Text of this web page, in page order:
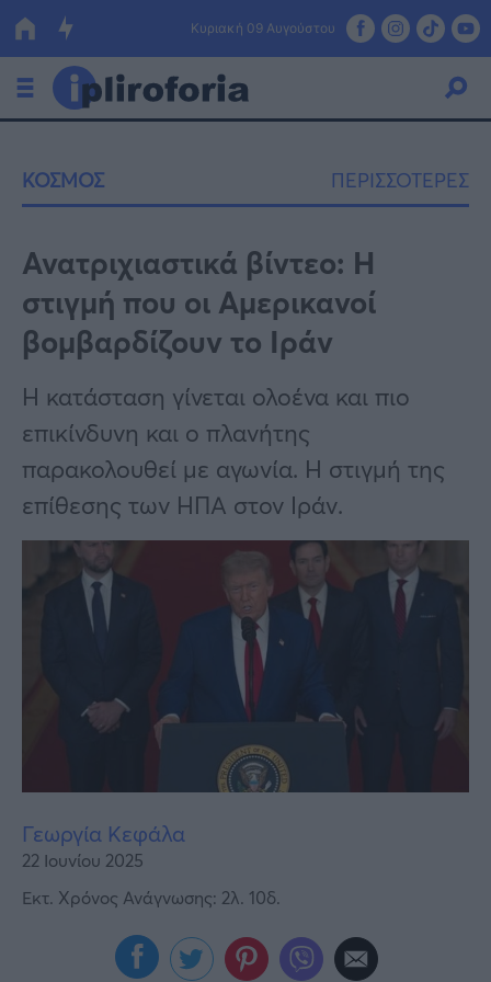
Κυριακή 09 Αυγούστου
Οικονομία
Πολιτική
Τράπεζες
Επιδοτήσεις
ΕΣΠΑ
Κόσμος
Lifestyle
Αθλητικά
Υγεία
Γυναίκα
Καιρός
ΚΟΣΜΟΣ ΠΕΡΙΣΣΟΤΕΡΕΣ
Ανατριχιαστικά βίντεο: Η
στιγμή που οι Αμερικανοί
βομβαρδίζουν το Ιράν
Η κατάσταση γίνεται ολοένα και πιο
επικίνδυνη και ο πλανήτης
παρακολουθεί με αγωνία. Η στιγμή της
επίθεσης των ΗΠΑ στον Ιράν.
Γεωργία Κεφάλα
22 Ιουνίου 2025
Εκτ. Χρόνος Ανάγνωσης: 2λ. 10δ.